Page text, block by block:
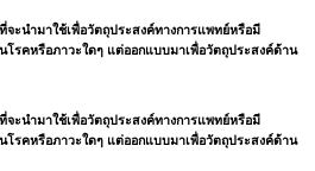
ะนำมาใช้เพื่อวัตถุประสงค์ทางการแพทย์หรือมี
โรคหรือภาวะใดๆ แต่ออกแบบมาเพื่อวัตถุประสงค์ด้าน
ะนำมาใช้เพื่อวัตถุประสงค์ทางการแพทย์หรือมี
โรคหรือภาวะใดๆ แต่ออกแบบมาเพื่อวัตถุประสงค์ด้าน